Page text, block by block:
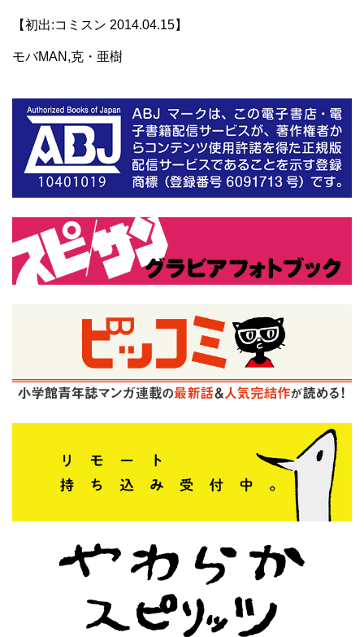
【初出:コミスン 2014.04.15】
モバMAN,克・亜樹